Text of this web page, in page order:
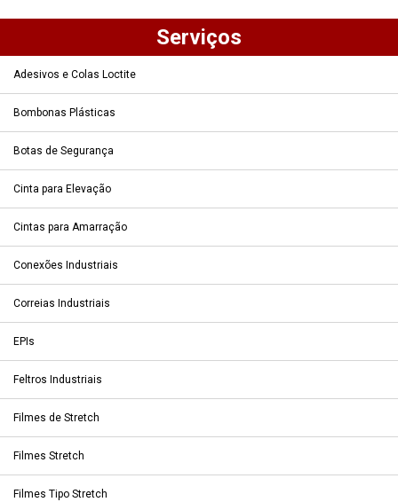
Serviços
Adesivos e Colas Loctite
Bombonas Plásticas
Botas de Segurança
Cinta para Elevação
Cintas para Amarração
Conexões Industriais
Correias Industriais
EPIs
Feltros Industriais
Filmes de Stretch
Filmes Stretch
Filmes Tipo Stretch